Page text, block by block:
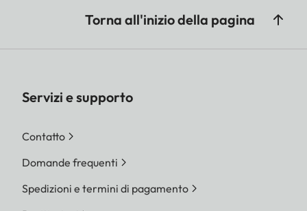
Torna all'inizio della pagina
Servizi e supporto
Contatto
Domande frequenti
Spedizioni e termini di pagamento